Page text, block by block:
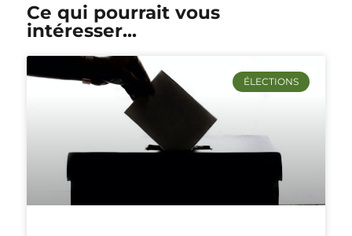
Ce qui pourrait vous
intéresser...
ÉLECTIONS